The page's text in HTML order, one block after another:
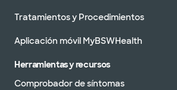
Tratamientos y Procedimientos
Aplicación móvil MyBSWHealth
Herramientas y recursos
Comprobador de síntomas